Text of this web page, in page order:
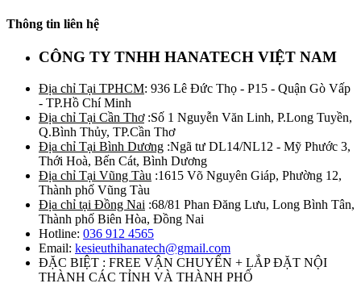
Thông tin liên hệ
CÔNG TY TNHH HANATECH VIỆT NAM
Địa chỉ Tại TPHCM: 936 Lê Đức Thọ - P15 - Quận Gò Vấp
- TP.Hồ Chí Minh
Địa chỉ Tại Cần Thơ:Số 1 Nguyễn Văn Linh, P.Long Tuyền,
Q.Bình Thủy, TP.Cần Thơ
Địa chỉ Tại Bình Dương :Ngã tư DL14/NL12 - Mỹ Phước 3,
Thới Hoà, Bến Cát, Bình Dương
Địa chỉ Tại Vũng Tàu :1615 Võ Nguyên Giáp, Phường 12,
Thành phố Vũng Tàu
Địa chỉ tại Đồng Nai :68/81 Phan Đăng Lưu, Long Bình Tân,
Thành phố Biên Hòa, Đồng Nai
Hotline: 036 912 4565
Email: kesieuthihanatech@gmail.com
ĐẶC BIỆT : FREE VẬN CHUYỂN + LẮP ĐẶT NỘI
THÀNH CÁC TỈNH VÀ THÀNH PHỐ